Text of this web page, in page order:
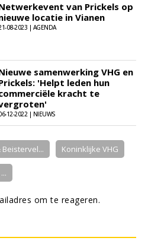
van Prickels op
locatie in Vianen
08-2023 | AGENDA
samenwerking VHG en
'Helpt leden hun
kracht te
12-2022 | NIEUWS
Koninklijke VHG
om te reageren.